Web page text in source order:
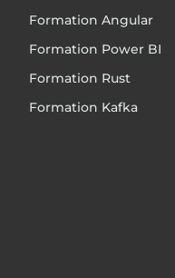
Formation Angular
Formation Power BI
Formation Rust
Formation Kafka